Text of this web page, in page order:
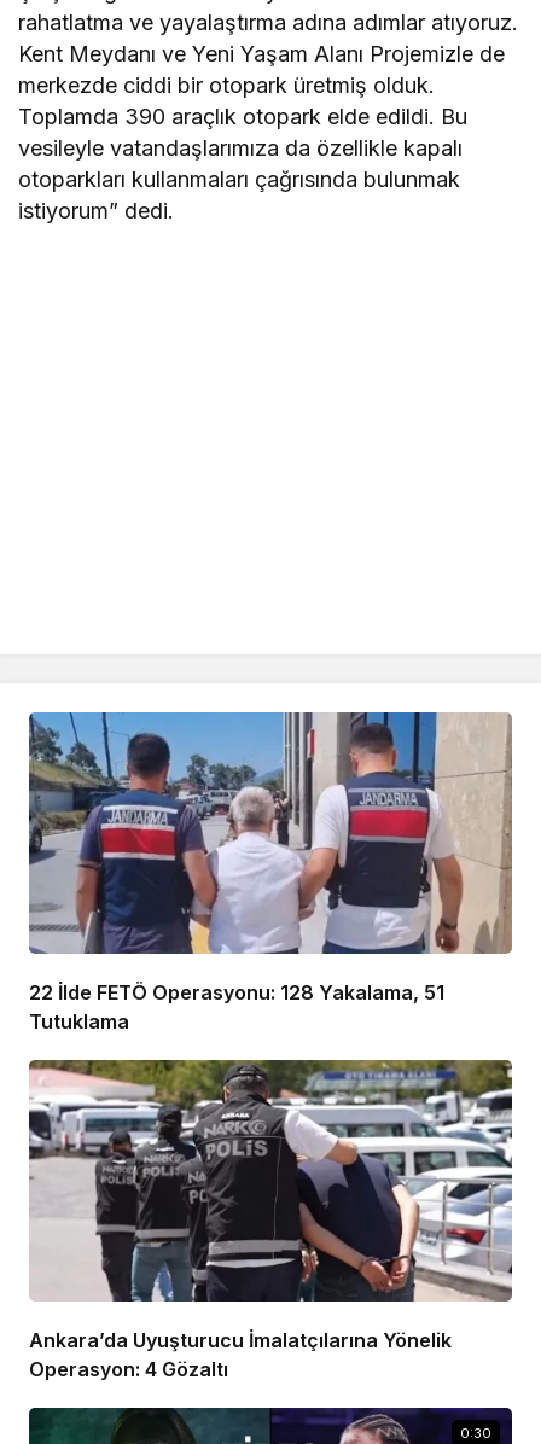
rahatlatma ve yayalaştırma adına adımlar atıyoruz.
Kent Meydanı ve Yeni Yaşam Alanı Projemizle de
merkezde ciddi bir otopark üretmiş olduk.
Toplamda 390 araçlık otopark elde edildi. Bu
vesileyle vatandaşlarımıza da özellikle kapalı
otoparkları kullanmaları çağrısında bulunmak
istiyorum” dedi.
22 İlde FETÖ Operasyonu: 128 Yakalama, 51
Tutuklama
Ankara’da Uyuşturucu İmalatçılarına Yönelik
Operasyon: 4 Gözaltı
0:30